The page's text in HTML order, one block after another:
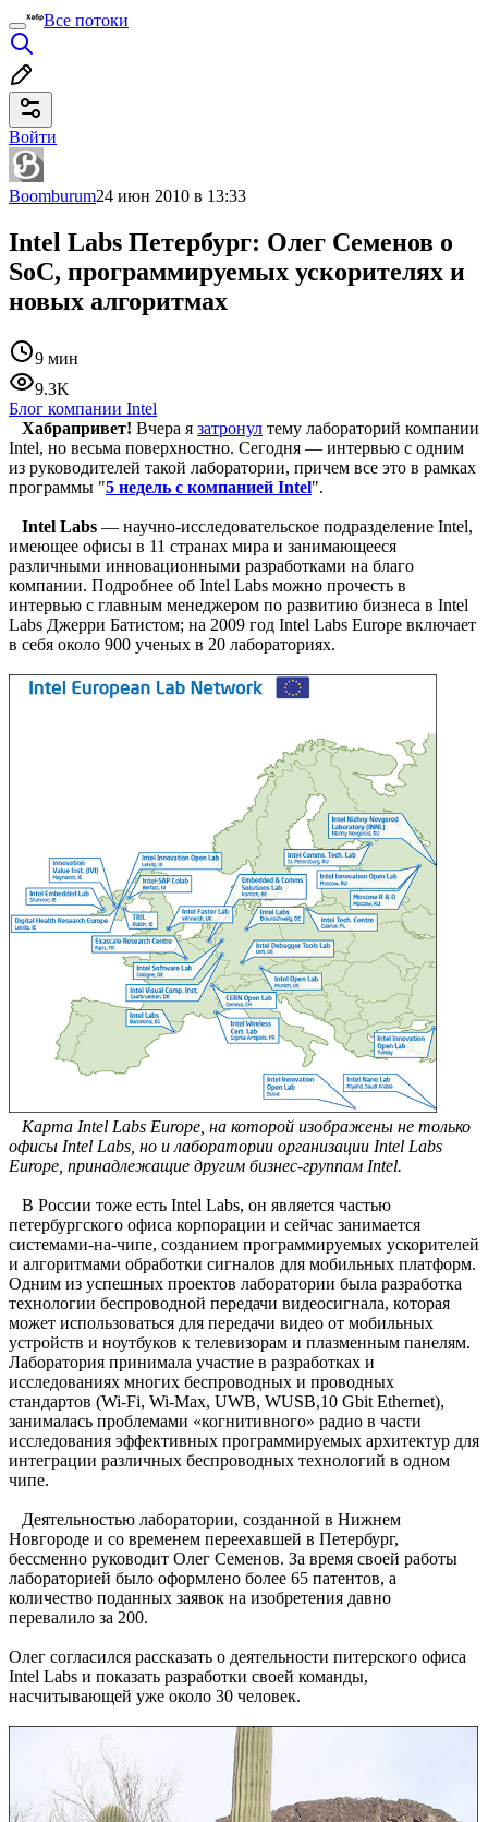
Все потоки
Войти
Boomburum24 июн 2010 в 13:33
Intel Labs Петербург: Олег Семенов о
SoC, программируемых ускорителях и
новых алгоритмах
9 мин
9.3K
Блог компании Intel
Хабрапривет! Вчера я затронул тему лабораторий компании
Intel, но весьма поверхностно. Сегодня — интервью с одним
из руководителей такой лаборатории, причем все это в рамках
программы "5 недель с компанией Intel".
Intel Labs — научно-исследовательское подразделение Intel,
имеющее офисы в 11 странах мира и занимающееся
различными инновационными разработками на благо
компании. Подробнее об Intel Labs можно прочесть в
интервью с главным менеджером по развитию бизнеса в Intel
Labs Джерри Батистом; на 2009 год Intel Labs Europe включает
в себя около 900 ученых в 20 лабораториях.
Карта Intel Labs Europe, на которой изображены не только
офисы Intel Labs, но и лаборатории организации Intel Labs
Europe, принадлежащие другим бизнес-группам Intel.
В России тоже есть Intel Labs, он является частью
петербургского офиса корпорации и сейчас занимается
системами-на-чипе, созданием программируемых ускорителей
и алгоритмами обработки сигналов для мобильных платформ.
Одним из успешных проектов лаборатории была разработка
технологии беспроводной передачи видеосигнала, которая
может использоваться для передачи видео от мобильных
устройств и ноутбуков к телевизорам и плазменным панелям.
Лаборатория принимала участие в разработках и
исследованиях многих беспроводных и проводных
стандартов (Wi-Fi, Wi-Max, UWB, WUSB,10 Gbit Ethernet),
занималась проблемами «когнитивного» радио в части
исследования эффективных программируемых архитектур для
интеграции различных беспроводных технологий в одном
чипе.
Деятельностью лаборатории, созданной в Нижнем
Новгороде и со временем переехавшей в Петербург,
бессменно руководит Олег Семенов. За время своей работы
лабораторией было оформлено более 65 патентов, а
количество поданных заявок на изобретения давно
перевалило за 200.
Олег согласился рассказать о деятельности питерского офиса
Intel Labs и показать разработки своей команды,
насчитывающей уже около 30 человек.